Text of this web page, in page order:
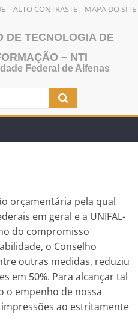
ALTO CONTRASTE MAPA DO SITE
DE TECNOLOGIA DE
– NTI
Federal de Alfenas
orçamentária pela qual
em geral e a UNIFAL-
do compromisso
o Conselho
outras medidas, reduziu
em 50%. Para alcançar tal
o empenho de nossa
ao estritamente